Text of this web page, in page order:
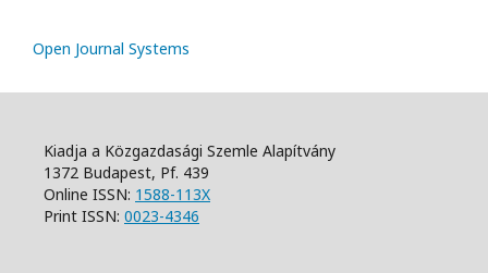
Open Journal Systems
Kiadja a Közgazdasági Szemle Alapítvány
1372 Budapest, Pf. 439
Online ISSN: 1588-113X
Print ISSN: 0023-4346